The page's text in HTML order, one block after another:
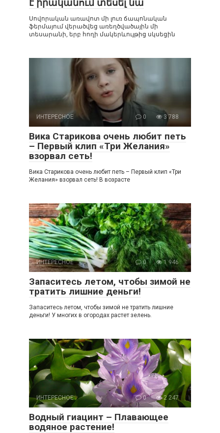
է իրականում տեսել նա
Սովորական առավոտ մի լուռ ճապոնական
ֆերմայում վերածվեց առեղծվածային մի
տեսարանի, երբ հողի մակերևույթից սկսեցին
ИНТЕРЕСНОЕ 0 3 788
Вика Старикова очень любит петь
– Первый клип «Три Желания»
взорвал сеть!
Вика Старикова очень любит петь – Первый клип «Три
Желания» взорвал сеть! В возрасте
ИНТЕРЕСНОЕ 0 1 946
Запаситесь летом, чтобы зимой не
тратить лишние деньги!
Запаситесь летом, чтобы зимой не тратить лишние
деньги! У многих в огородах растет зелень.
ИНТЕРЕСНОЕ 0 2 247
Водный гиацинт – Плавающее
водяное растение!